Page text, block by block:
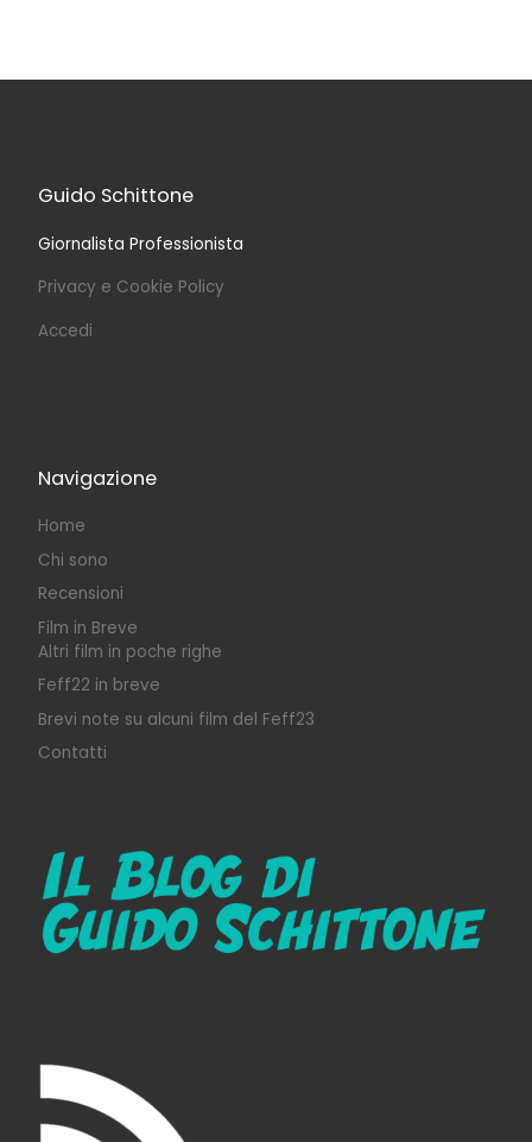
Guido Schittone
Giornalista Professionista
Privacy e Cookie Policy
Accedi
Navigazione
Home
Chi sono
Recensioni
Film in Breve
Altri film in poche righe
Feff22 in breve
Brevi note su alcuni film del Feff23
Contatti